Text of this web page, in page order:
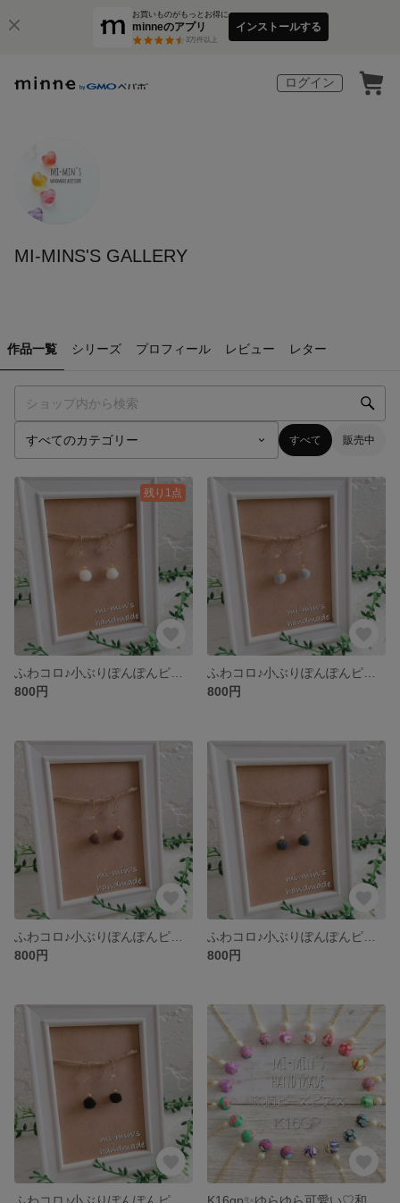
お買いものがもっとお得に
minneのアプリ
3万件以上
インストールする
ログイン
MI-MINS'S GALLERY
作品一覧 シリーズ プロフィール レビュー レター
すべて 販売中
残り1点
800円
800円
800円
800円